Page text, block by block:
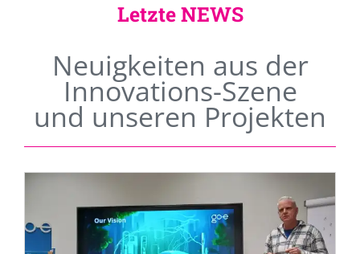
Letzte NEWS
Neuigkeiten aus der
Innovations-Szene
und unseren Projekten